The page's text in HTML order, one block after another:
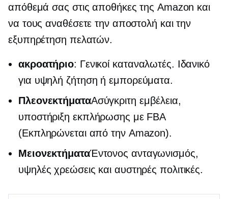
απόθεμά σας στις αποθήκες της Amazon και
να τους αναθέσετε την αποστολή και την
εξυπηρέτηση πελατών.
ακροατήριο: Γενικοί καταναλωτές. Ιδανικό
για υψηλή ζήτηση ή εμπορεύματα.
ΠλεονεκτήματαΑσύγκριτη εμβέλεια,
υποστήριξη εκπλήρωσης με FBA
(Εκπληρώνεται από την Amazon).
ΜειονεκτήματαΈντονος ανταγωνισμός,
υψηλές χρεώσεις και αυστηρές πολιτικές.